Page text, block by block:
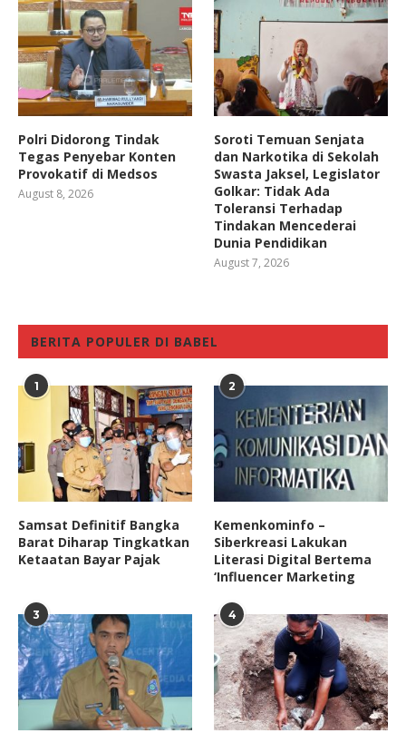
Polri Didorong Tindak
Tegas Penyebar Konten
Provokatif di Medsos
August 8, 2026
Soroti Temuan Senjata
dan Narkotika di Sekolah
Swasta Jaksel, Legislator
Golkar: Tidak Ada
Toleransi Terhadap
Tindakan Mencederai
Dunia Pendidikan
August 7, 2026
BERITA POPULER DI BABEL
1
Samsat Definitif Bangka
Barat Diharap Tingkatkan
Ketaatan Bayar Pajak
2
Kemenkominfo –
Siberkreasi Lakukan
Literasi Digital Bertema
‘Influencer Marketing
3 4